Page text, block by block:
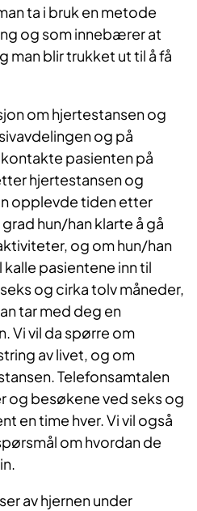
ta i bruk en metode
og som innebærer at
man blir trukket ut til å få
om hjertestansen og
og på
pasienten på
hjertestansen og
opplevde tiden etter
hun/han klarte å gå
og om hun/han
kalle pasientene inn til
og cirka tolv måneder,
tar med deg en
Vi vil da spørre om
av livet, og om
Telefonsamtalen
og besøkene ved seks og
en time hver. Vi vil også
om hvordan de
av hjernen under